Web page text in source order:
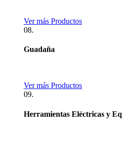
Ver más Productos
08.
Guadaña
Ver más Productos
09.
Herramientas Eléctricas y